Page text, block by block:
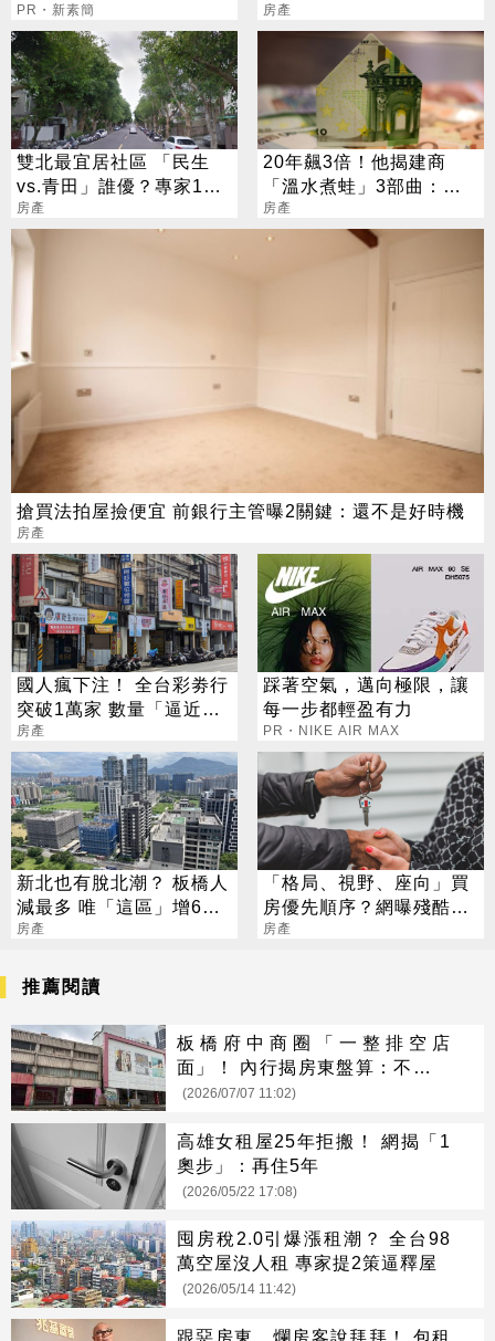
PR・新素簡
音沒說完的真相
房產
雙北最宜居社區 「民生
vs.青田」誰優？專家1理
由秒選：更鑲金
房產
20年飆3倍！他揭建商
「溫水煮蛙」3部曲：渾
然不覺習慣高房價
房產
搶買法拍屋撿便宜 前銀行主管曝2關鍵：還不是好時機
房產
國人瘋下注！ 全台彩劵行
突破1萬家 數量「逼近直
營超商」
房產
踩著空氣，邁向極限，讓
每一步都輕盈有力
PR・NIKE AIR MAX
新北也有脫北潮？ 板橋人
減最多 唯「這區」增6千
多人
房產
「格局、視野、座向」買
房優先順序？網曝殘酷現
實：這點最重要
房產
推薦閱讀
板橋府中商圈「一整排空店
面」！ 內行揭房東盤算：不是等
租客
(2026/07/07 11:02)
高雄女租屋25年拒搬！ 網揭「1
奧步」：再住5年
(2026/05/22 17:08)
囤房稅2.0引爆漲租潮？ 全台98
萬空屋沒人租 專家提2策逼釋屋
(2026/05/14 11:42)
跟惡房東、爛房客說拜拜！ 包租